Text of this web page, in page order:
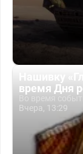
Нашивку
время Дня
Во время
Вчера, 13:29